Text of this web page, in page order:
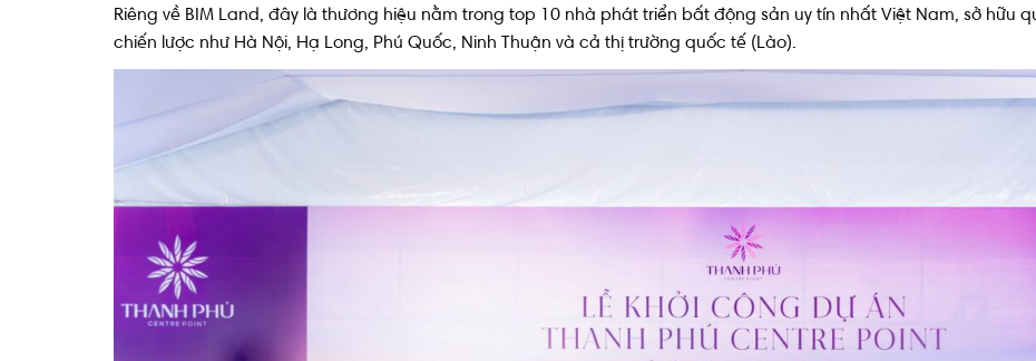
Riêng về BIM Land, đây là thương hiệu nằm trong top 10 nhà phát triển bất động sản uy tín nhất Việt Nam, sở hữu
chiến lược như Hà Nội, Hạ Long, Phú Quốc, Ninh Thuận và cả thị trường quốc tế (Lào).